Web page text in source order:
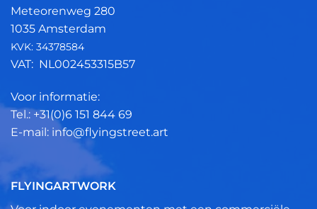
Meteorenweg 280
1035 Amsterdam
KVK: 34378584
VAT: NL002453315B57
Voor informatie:
Tel.: +31(0)6 151 844 69
E-mail: info@flyingstreet.art
FLYINGARTWORK